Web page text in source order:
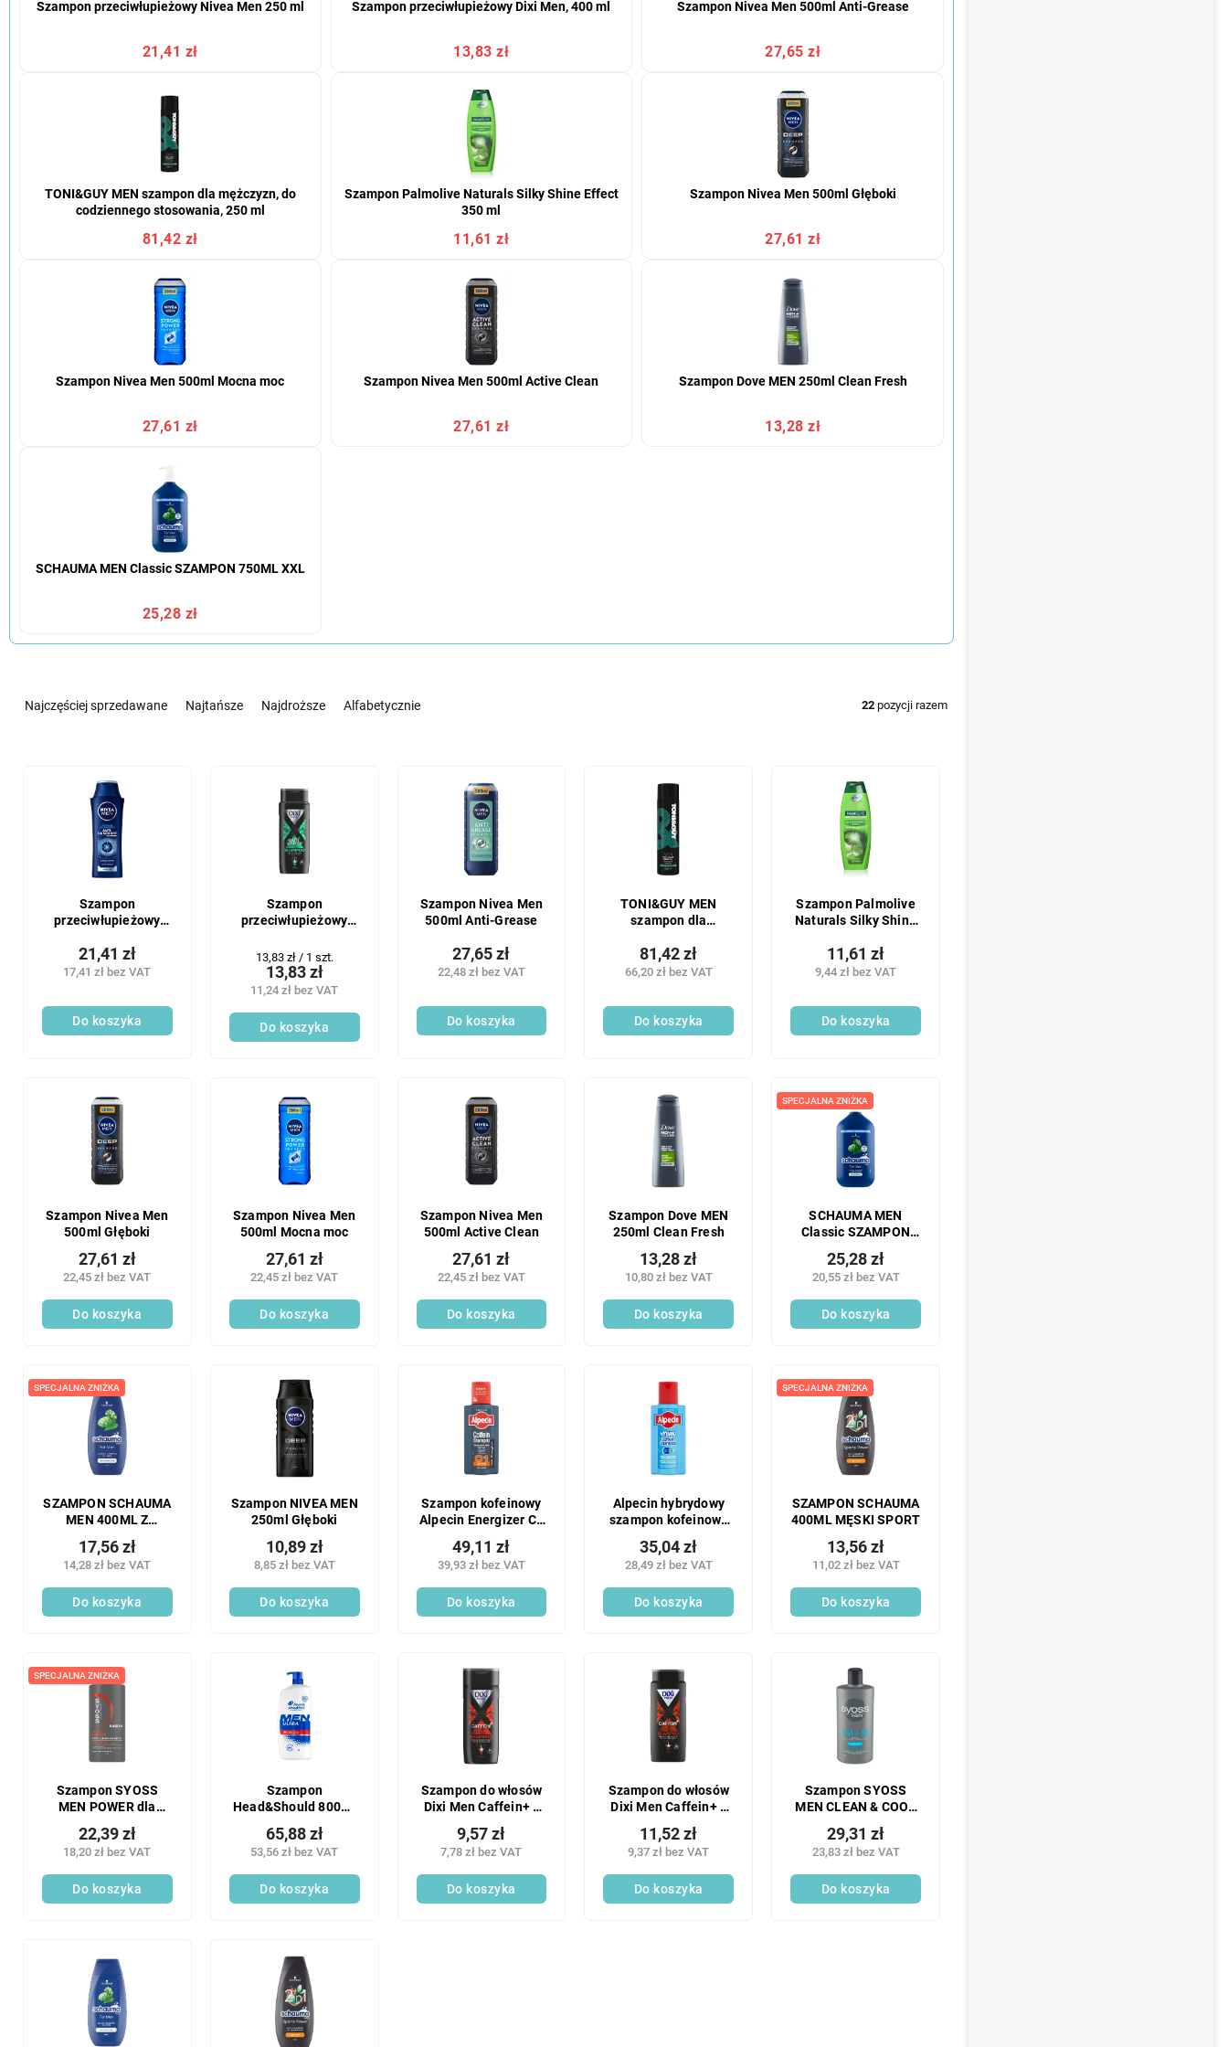
Szampon przeciwłupieżowy Nivea Men 250 ml
21,41 zł
Szampon przeciwłupieżowy Dixi Men, 400 ml
13,83 zł
Szampon Nivea Men 500ml Anti-Grease
27,65 zł
TONI&GUY MEN szampon dla mężczyzn, do
codziennego stosowania, 250 ml
81,42 zł
Szampon Palmolive Naturals Silky Shine Effect
350 ml
11,61 zł
Szampon Nivea Men 500ml Głęboki
27,61 zł
Szampon Nivea Men 500ml Mocna moc
27,61 zł
Szampon Nivea Men 500ml Active Clean
27,61 zł
Szampon Dove MEN 250ml Clean Fresh
13,28 zł
SCHAUMA MEN Classic SZAMPON 750ML XXL
25,28 zł
Najczęściej sprzedawane Najtańsze Najdroższe Alfabetycznie 22 pozycji razem
Szampon
przeciwłupieżowy
17,41 zł bez VAT
21,41 zł
Do koszyka
Szampon
przeciwłupieżowy
11,24 zł bez VAT
13,83 zł
Cena
jednostkowa:
13,83 zł / 1 szt.
Do koszyka
Szampon Nivea Men
500ml Anti-Grease
22,48 zł bez VAT
27,65 zł
Do koszyka
TONI&GUY MEN
szampon dla
codziennego
stosowania, 250 ml
66,20 zł bez VAT
81,42 zł
Do koszyka
Szampon Palmolive
Naturals Silky Shine
9,44 zł bez VAT
11,61 zł
Do koszyka
Szampon Nivea Men
500ml Głęboki
22,45 zł bez VAT
27,61 zł
Do koszyka
Szampon Nivea Men
500ml Mocna moc
22,45 zł bez VAT
27,61 zł
Do koszyka
Szampon Nivea Men
500ml Active Clean
22,45 zł bez VAT
27,61 zł
Do koszyka
Szampon Dove MEN
250ml Clean Fresh
10,80 zł bez VAT
13,28 zł
Do koszyka
SPECJALNA ZNIŻKA
SCHAUMA MEN
Classic SZAMPON
750ML XXL
20,55 zł bez VAT
25,28 zł
Do koszyka
SPECJALNA ZNIŻKA
SZAMPON SCHAUMA
MEN 400ML Z
EKSTRAKTEM
CHMIELOWYM
14,28 zł bez VAT
17,56 zł
Do koszyka
Szampon NIVEA MEN
250ml Głęboki
8,85 zł bez VAT
10,89 zł
Do koszyka
Szampon kofeinowy
Alpecin Energizer C1
39,93 zł bez VAT
49,11 zł
Do koszyka
Alpecin hybrydowy
szampon kofeinowy
28,49 zł bez VAT
35,04 zł
Do koszyka
SPECJALNA ZNIŻKA
SZAMPON SCHAUMA
400ML MĘSKI SPORT
11,02 zł bez VAT
13,56 zł
Do koszyka
SPECJALNA ZNIŻKA
Szampon SYOSS
MEN POWER dla
mężczyzn o
normalnych włosach
440 ml
18,20 zł bez VAT
22,39 zł
Do koszyka
Szampon
Head&Should 800ml
MEN z pompką
53,56 zł bez VAT
65,88 zł
Do koszyka
Szampon do włosów
Dixi Men Caffein+ z
kofeiną 250 ml
7,78 zł bez VAT
9,57 zł
Do koszyka
Szampon do włosów
Dixi Men Caffein+ z
kofeiną 400 ml
9,37 zł bez VAT
11,52 zł
Do koszyka
Szampon SYOSS
MEN CLEAN & COOL
do włosów
normalnych i
przetłuszczających
się 440 ml
23,83 zł bez VAT
29,31 zł
Do koszyka